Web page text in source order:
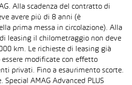
Alla scadenza del contratto di
avere più di 8 anni (è
prima messa in circolazione). Alla
leasing il chilometraggio non deve
km. Le richieste di leasing già
modificate con effetto
privati. Fino a esaurimento scorte.
Special AMAG Advanced PLUS